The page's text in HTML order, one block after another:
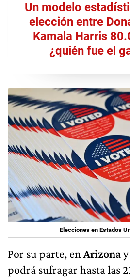
Un modelo
elección entre
Kamala Harris
¿quién fue el
Elecciones en Estados
Por su parte, en Arizonay
podrá sufragar hasta las